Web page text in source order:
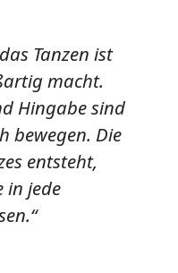
Tanzen ist
macht.
Hingabe sind
bewegen. Die
entsteht,
in jede